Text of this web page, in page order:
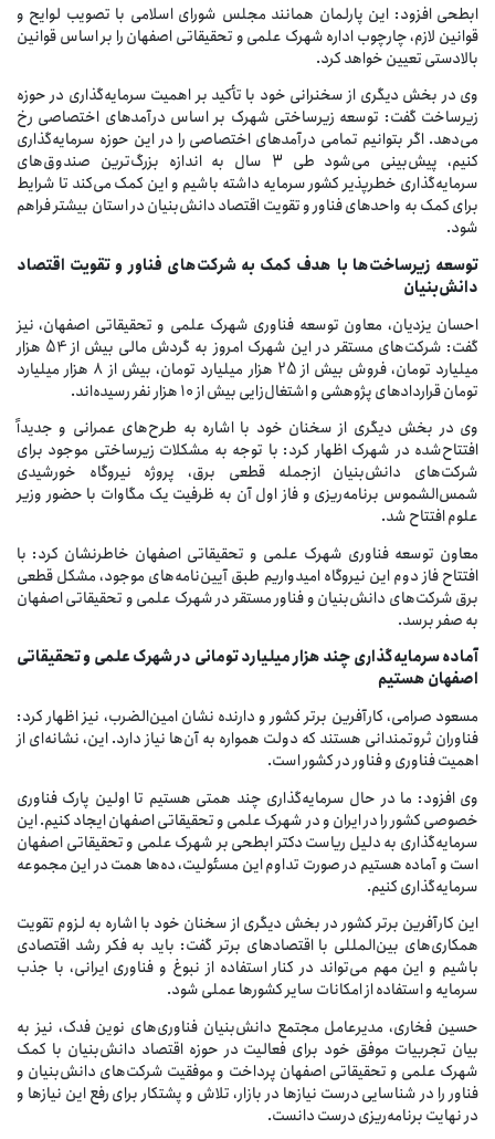
ابطحی افزود: این پارلمان همانند مجلس شورای اسلامی با تصویب لوایح و
قوانین لازم، چارچوب اداره شهرک علمی و تحقیقاتی اصفهان را بر اساس قوانین
بالادستی تعیین خواهد کرد.
وی در بخش دیگری از سخنرانی خود با تأکید بر اهمیت سرمایه‌گذاری در حوزه
زیرساخت گفت: توسعه زیرساختی شهرک بر اساس درآمدهای اختصاصی رخ
می‌دهد. اگر بتوانیم تمامی درآمدهای اختصاصی را در این حوزه سرمایه‌گذاری
کنیم، پیش‌بینی می‌شود طی 3 سال به اندازه بزرگ‌ترین صندوق‌های
سرمایه‌گذاری خطرپذیر کشور سرمایه داشته باشیم و این کمک می‌کند تا شرایط
برای کمک به واحدهای فناور و تقویت اقتصاد دانش‌بنیان در استان بیشتر فراهم
شود.
توسعه زیرساخت‌ها با هدف کمک به شرکت‌های فناور و تقویت اقتصاد
دانش‌بنیان
احسان یزدیان، معاون توسعه فناوری شهرک علمی و تحقیقاتی اصفهان، نیز
گفت: شرکت‌های مستقر در این شهرک امروز به گردش مالی بیش از 54 هزار
میلیارد تومان، فروش بیش از 25 هزار میلیارد تومان، بیش از 8 هزار میلیارد
تومان قراردادهای پژوهشی و اشتغال‌زایی بیش از 10 هزار نفر رسیده‌اند.
وی در بخش دیگری از سخنان خود با اشاره به طرح‌های عمرانی و جدیداً
افتتاح‌شده در شهرک اظهار کرد: با توجه به مشکلات زیرساختی موجود برای
شرکت‌های دانش‌بنیان ازجمله قطعی برق، پروژه نیروگاه خورشیدی
شمس‌الشموس برنامه‌ریزی و فاز اول آن به ظرفیت یک مگاوات با حضور وزیر
علوم افتتاح شد.
معاون توسعه فناوری شهرک علمی و تحقیقاتی اصفهان خاطرنشان کرد: با
افتتاح فاز دوم این نیروگاه امیدواریم طبق آیین‌نامه‌های موجود، مشکل قطعی
برق شرکت‌های دانش‌بنیان و فناور مستقر در شهرک علمی و تحقیقاتی اصفهان
به صفر برسد.
آماده سرمایه‌گذاری چند هزار میلیارد تومانی در شهرک علمی و تحقیقاتی
اصفهان هستیم
مسعود صرامی، کارآفرین برتر کشور و دارنده نشان امین‌الضرب، نیز اظهار کرد:
فناوران ثروتمندانی هستند که دولت همواره به آن‌ها نیاز دارد. این، نشانه‌ای از
اهمیت فناوری و فناور در کشور است.
وی افزود: ما در حال سرمایه‌گذاری چند همتی هستیم تا اولین پارک فناوری
خصوصی کشور را در ایران و در شهرک علمی و تحقیقاتی اصفهان ایجاد کنیم. این
سرمایه‌گذاری به دلیل ریاست دکتر ابطحی بر شهرک علمی و تحقیقاتی اصفهان
است و آماده هستیم در صورت تداوم این مسئولیت، ده‌ها همت در این مجموعه
سرمایه‌گذاری کنیم.
این کارآفرین برتر کشور در بخش دیگری از سخنان خود با اشاره به لزوم تقویت‌
همکاری‌های بین‌المللی با اقتصادهای برتر گفت: باید به فکر رشد اقتصادی
باشیم و این مهم می‌تواند در کنار استفاده از نبوغ و فناوری ایرانی، با جذب
سرمایه و استفاده از امکانات سایر کشورها عملی شود.
حسین فخاری، مدیرعامل مجتمع دانش‌بنیان فناوری‌های نوین فدک، نیز به
بیان تجربیات موفق خود برای فعالیت در حوزه اقتصاد دانش‌بنیان با کمک
شهرک علمی و تحقیقاتی اصفهان پرداخت و موفقیت شرکت‌های دانش‌بنیان و
فناور را در شناسایی درست نیازها در بازار، تلاش و پشتکار برای رفع این نیازها و
در نهایت برنامه‌ریزی درست دانست.